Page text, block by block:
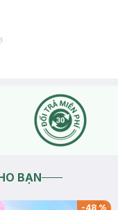
BẠN
-48%